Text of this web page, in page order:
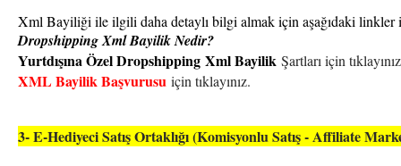
Xml Bayiliği ile ilgili daha detaylı bilgi almak için aşağıdaki linkler
Dropshipping Xml Bayilik Nedir?
Yurtdışına Özel Dropshipping Xml Bayilik Şartları için
XML Bayilik Başvurusu için tıklayınız.
3- E-Hediyeci Satış Ortaklığı (Komisyonlu Satış - Affiliate